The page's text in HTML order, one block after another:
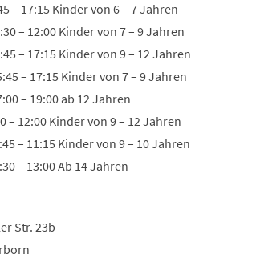
– 17:15 Kinder von 6 – 7 Jahren
– 12:00 Kinder von 7 – 9 Jahren
– 17:15 Kinder von 9 – 12 Jahren
– 17:15 Kinder von 7 – 9 Jahren
– 19:00 ab 12 Jahren
– 12:00 Kinder von 9 – 12 Jahren
– 11:15 Kinder von 9 – 10 Jahren
– 13:00 Ab 14 Jahren
Str. 23b